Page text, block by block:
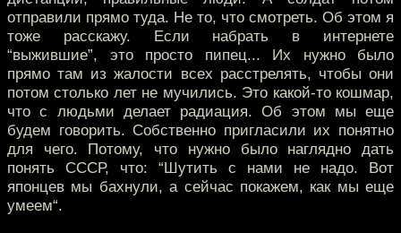
отправили прямо туда. Не то, что смотреть. Об этом я
тоже расскажу. Если набрать в интернете
“выжившие”, это просто пипец... Их нужно было
прямо там из жалости всех расстрелять, чтобы они
потом столько лет не мучились. Это какой-то кошмар,
что с людьми делает радиация. Об этом мы еще
будем говорить. Собственно пригласили их понятно
для чего. Потому, что нужно было наглядно дать
понять СССР, что: “Шутить с нами не надо. Вот
японцев мы бахнули, а сейчас покажем, как мы еще
умеем“.